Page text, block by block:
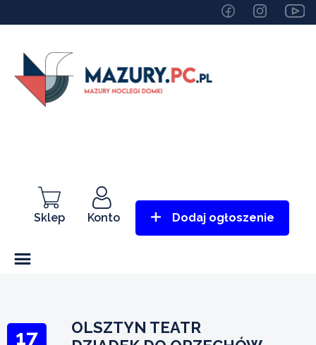
Sklep Konto Dodaj ogłoszenie
17
OLSZTYN TEATR